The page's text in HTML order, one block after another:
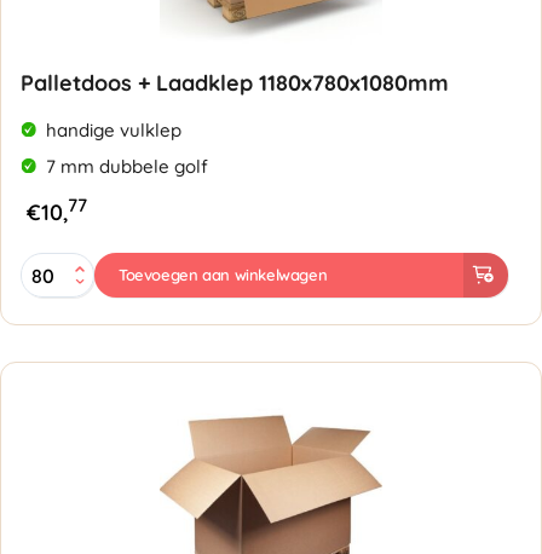
Palletdoos + Laadklep 1180x780x1080mm
handige vulklep
7 mm dubbele golf
€10,77
Palletdoos
+
1180x780x1080mm
-
Toevoegen aan winkelwagen